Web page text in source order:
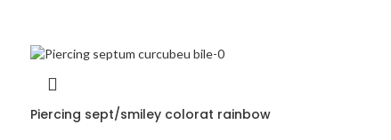
Piercing sept/smiley colorat rainbow